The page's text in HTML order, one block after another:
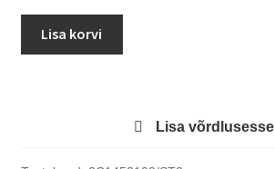
Lisa korvi
Lisa võrdlusesse